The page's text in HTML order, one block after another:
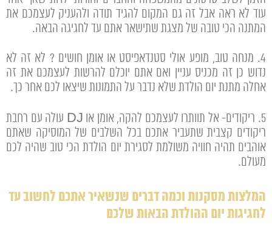
עוד לא ראה אבל זה גם המקום להגיד תודה ולהעניק לעצמכם את
המתנה הכי טובה של מצגת שתישאר אתם עד לחגיגה הבאה.
4. מנחה טוב, מופע אולי סטנדאפיסט או אומן חושים ? לא זה לא
נדוש כן זה מכניס עניין ואם אתם יוכלם להרשות לעצמכם את זה
אחלה מתנת יום הולדת שלא נדבר על התמונות שיצאו לכם אחר כך.
5. ריקודים- אל תוותרו לעצמכם להקה, אומן או DJ עולה עם רחבת
ריקודים קצבית שתעביר אתכם בכל השלבים של המוסיקה שאתם
אוהבים תהיה חוויה משולמת לסגירת יום הולדת הכי טוב שהיה לכם
מעולם.
המלצות מסקנות וכמה דברים שנשאיר אתכם לחשוב עד
לחגיגות יום ההולדת הבאות שלכם